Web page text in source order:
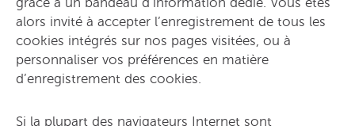
alors invité à accepter l’enregistrement de tous les
cookies intégrés sur nos pages visitées, ou à
personnaliser vos préférences en matière
d’enregistrement des cookies.
Si la plupart des navigateurs Internet sont